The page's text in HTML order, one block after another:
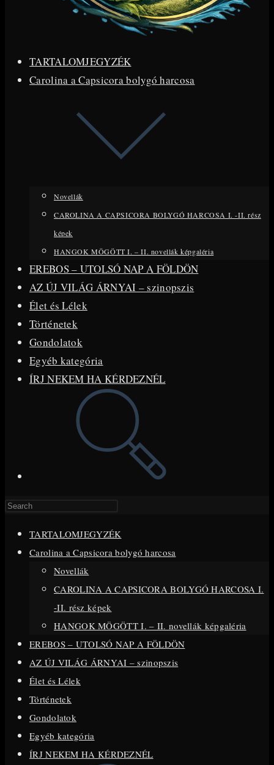
TARTALOMJEGYZÉK
Carolina a Capsicora bolygó harcosa
Novellák
CAROLINA A CAPSICORA BOLYGÓ HARCOSA I. -II. rész
képek
HANGOK MÖGÖTT I. – II. novellák képgaléria
EREBOS – UTOLSÓ NAP A FÖLDÖN
AZ ÚJ VILÁG ÁRNYAI – szinopszis
Élet és Lélek
Történetek
Gondolatok
Egyéb kategória
ÍRJ NEKEM HA KÉRDEZNÉL
to
close
search
TARTALOMJEGYZÉK
Carolina a Capsicora bolygó harcosa
Novellák
CAROLINA A CAPSICORA BOLYGÓ HARCOSA I.
-II. rész képek
HANGOK MÖGÖTT I. – II. novellák képgaléria
EREBOS – UTOLSÓ NAP A FÖLDÖN
AZ ÚJ VILÁG ÁRNYAI – szinopszis
Élet és Lélek
Történetek
Gondolatok
Egyéb kategória
ÍRJ NEKEM HA KÉRDEZNÉL